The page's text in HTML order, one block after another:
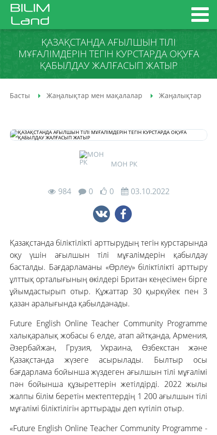
ҚАЗАҚСТАНДА АҒЫЛШЫН ТІЛІ
МҰҒАЛІМДЕРІН ТЕГІН КУРСТАРДА ОҚУҒА
ҚАБЫЛДАУ ЖАЛҒАСЫП ЖАТЫР
Басты Жаңалықтар мен мақалалар Жаңалықтар
МОН РК
984 0 0 03.10.2022
Қазақстанда біліктілікті арттырудың тегін курстарында
оқу үшін ағылшын тілі мұғалімдерін қабылдау
басталды. Бағдарламаны «Өрлеу» біліктілікті арттыру
ұлттық орталығының өкілдері Британ кеңесімен бірге
ұйымдастырып отыр. Құжаттар 30 қыркүйек пен 3
қазан аралығында қабылданады.
Future English Online Teacher Community Programme
халықаралық жобасы 6 елде, атап айтқанда, Армения,
Әзербайжан, Грузия, Украина, Өзбекстан және
Қазақстанда жүзеге асырылады. Былтыр осы
бағдарлама бойынша жүздеген ағылшын тілі мұғалімі
пән бойынша құзыреттерін жетілдірді. 2022 жылы
жалпы білім беретін мектептердің 1 200 ағылшын тілі
мұғалімі біліктілігін арттырады деп күтіліп отыр.
«Future English Online Teacher Community Programme -